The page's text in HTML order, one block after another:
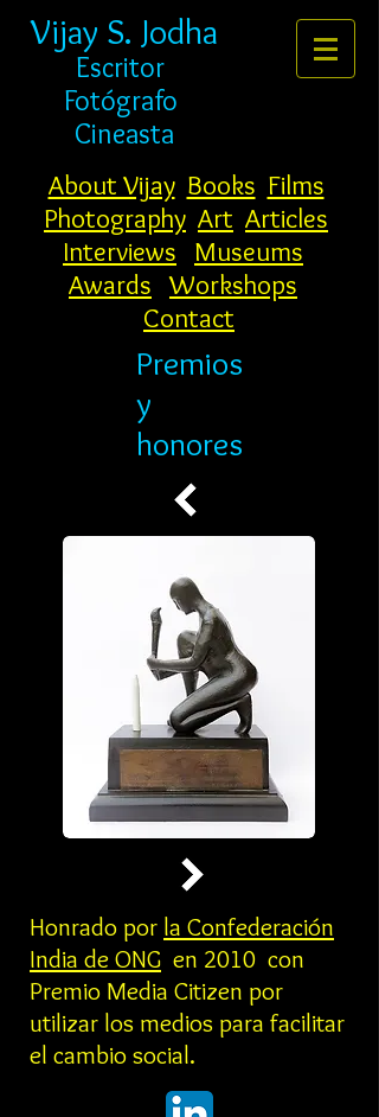
Vijay S. Jodha
Escritor
Fotógrafo
Cineasta
About Vijay Books Films
Photography Art Articles
Interviews
Museums
Awards Workshops
Contact
Premios
y
honores
Honrado por la Confederación
India de ONG en 2010 con
Premio Media Citizen por
utilizar los medios para facilitar
el cambio social.